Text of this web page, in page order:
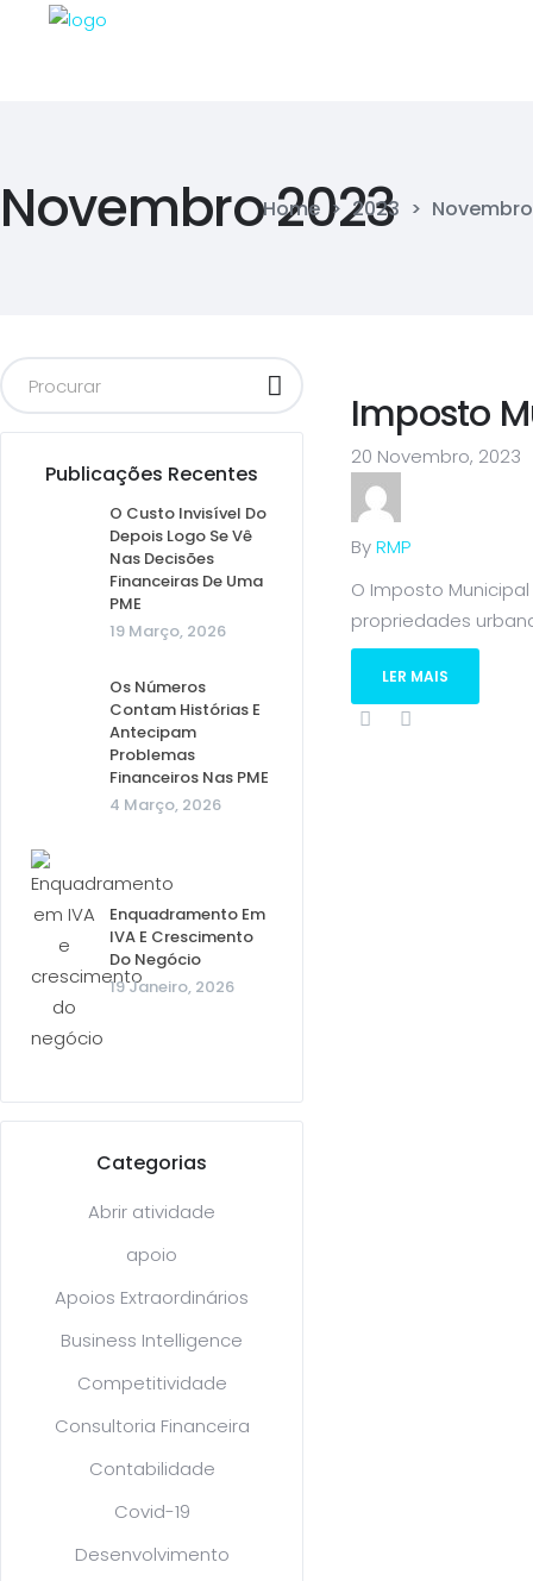
Novembro 2023
Home > 2023 > Novembro
Publicações Recentes
O Custo Invisível Do
Depois Logo Se Vê
Nas Decisões
Financeiras De Uma
PME
19 Março, 2026
Os Números
Contam Histórias E
Antecipam
Problemas
Financeiros Nas PME
4 Março, 2026
Enquadramento Em
IVA E Crescimento
Do Negócio
19 Janeiro, 2026
Categorias
Abrir atividade
apoio
Apoios Extraordinários
Business Intelligence
Competitividade
Consultoria Financeira
Contabilidade
Covid-19
Desenvolvimento
Imposto
20 Novembro, 2023
ByRMP
O Imposto
propriedades
LER MAIS